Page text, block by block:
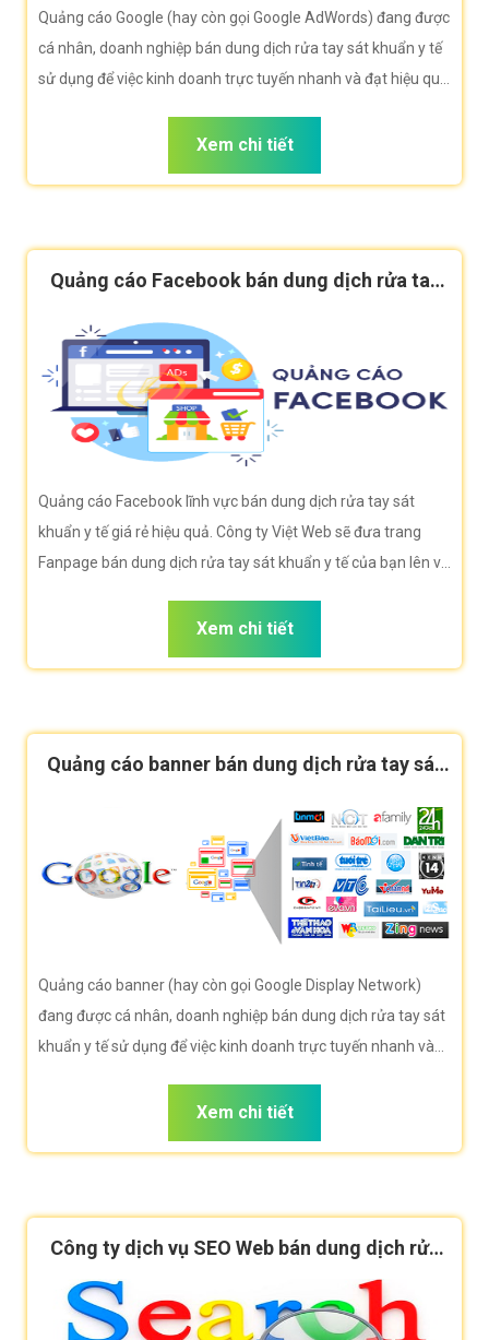
Quảng cáo Google (hay còn gọi Google AdWords) đang được
cá nhân, doanh nghiệp bán dung dịch rửa tay sát khuẩn y tế
sử dụng để việc kinh doanh trực tuyến nhanh và đạt hiệu quả
dịch vụ Quảng cáo Google bán dung dịch rửa tay sát khuẩn y
tế với những tính năng nổi bật nhất.
Xem chi tiết
Quảng cáo Facebook bán dung dịch rửa tay
sát khuẩn y tế hiệu quả
Quảng cáo Facebook lĩnh vực bán dung dịch rửa tay sát
khuẩn y tế giá rẻ hiệu quả. Công ty Việt Web sẽ đưa trang
Fanpage bán dung dịch rửa tay sát khuẩn y tế của bạn lên vị
kiếm bán dung dịch rửa tay sát khuẩn y tế.
Xem chi tiết
Quảng cáo banner bán dung dịch rửa tay sát
Quảng cáo banner (hay còn gọi Google Display Network)
đang được cá nhân, doanh nghiệp bán dung dịch rửa tay sát
khuẩn y tế sử dụng để việc kinh doanh trực tuyến nhanh và
cho quý vị dịch vụ Quảng cáo banner bán dung dịch rửa tay
sát khuẩn y tế với những tính năng nổi bật nhất.
Xem chi tiết
Công ty dịch vụ SEO Web bán dung dịch rửa